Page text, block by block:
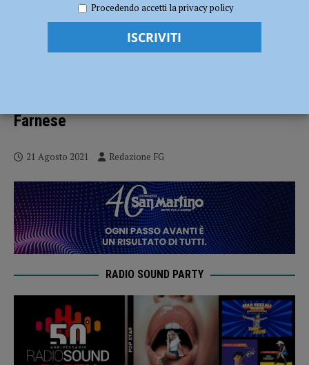
Piacenza il 9 settembre, concerto serale e cerimonia nel cortile
monumentale di Palazzo Farnese
Il generale Figliuolo a Piacenza il 9
Farnese
21 Agosto 2021 Redazione FG
RADIO SOUND PARTY
Procedendo accetti la privacy policy